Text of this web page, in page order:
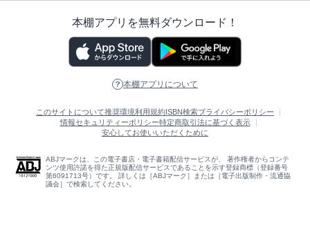
本棚アプリを無料ダウンロード！
本棚アプリについて
このサイトについて推奨環境利用規約 ISBN検索プライバシーポリシー
情報セキュリティーポリシー特定商取引法に基づく表示
安心してお使いいただくために
ABJマークは、この電子書店・電子書籍配信サービスが、 著作権者からコンテ
ンツ使用許諾を得た正規版配信サービスであることを示す登録商標（登録番号
第6091713号）です。 詳しくは［ABJマーク］または［電子出版制作・流通協
議会］で検索してください。